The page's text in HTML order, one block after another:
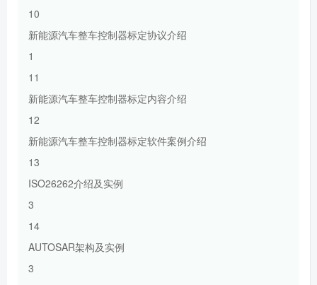
10
新能源汽车整车控制器标定协议介绍
1
11
新能源汽车整车控制器标定内容介绍
12
新能源汽车整车控制器标定软件案例介绍
13
ISO26262介绍及实例
3
14
AUTOSAR架构及实例
3